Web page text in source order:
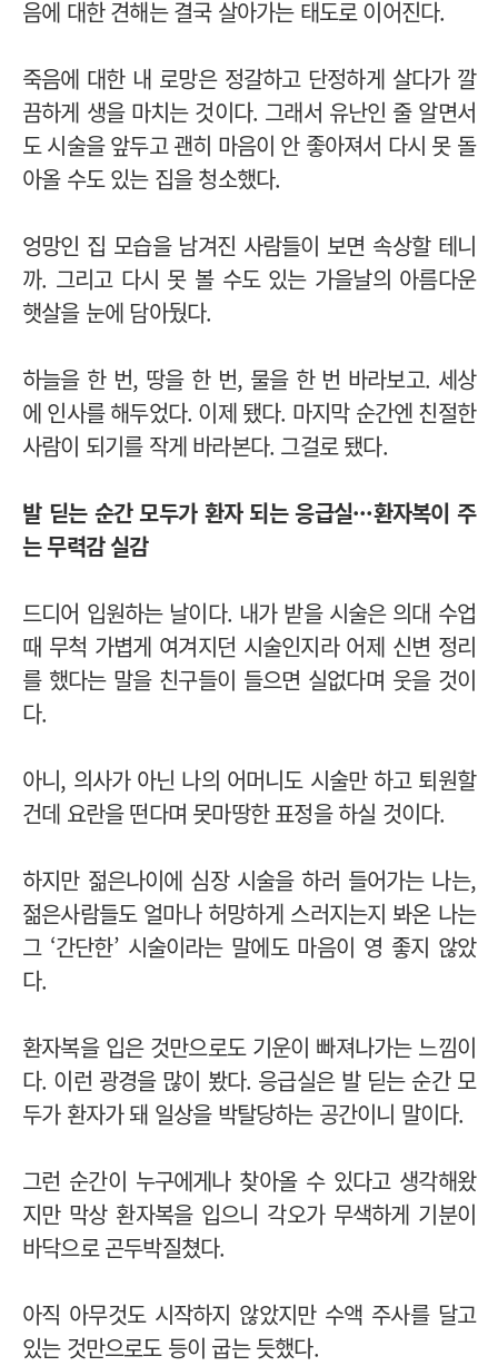
음에 대한 견해는 결국 살아가는 태도로 이어진다.
죽음에 대한 내 로망은 정갈하고 단정하게 살다가 깔
끔하게 생을 마치는 것이다. 그래서 유난인 줄 알면서
도 시술을 앞두고 괜히 마음이 안 좋아져서 다시 못 돌
아올 수도 있는 집을 청소했다.
엉망인 집 모습을 남겨진 사람들이 보면 속상할 테니
까. 그리고 다시 못 볼 수도 있는 가을날의 아름다운
햇살을 눈에 담아뒀다.
하늘을 한 번, 땅을 한 번, 물을 한 번 바라보고. 세상
에 인사를 해두었다. 이제 됐다. 마지막 순간엔 친절한
사람이 되기를 작게 바라본다. 그걸로 됐다.
발 딛는 순간 모두가 환자 되는 응급실···환자복이 주
는 무력감 실감
드디어 입원하는 날이다. 내가 받을 시술은 의대 수업
때 무척 가볍게 여겨지던 시술인지라 어제 신변 정리
를 했다는 말을 친구들이 들으면 실없다며 웃을 것이
다.
아니, 의사가 아닌 나의 어머니도 시술만 하고 퇴원할
건데 요란을 떤다며 못마땅한 표정을 하실 것이다.
하지만 젊은나이에 심장 시술을 하러 들어가는 나는,
젊은사람들도 얼마나 허망하게 스러지는지 봐온 나는
그 ‘간단한’ 시술이라는 말에도 마음이 영 좋지 않았
다.
환자복을 입은 것만으로도 기운이 빠져나가는 느낌이
다. 이런 광경을 많이 봤다. 응급실은 발 딛는 순간 모
두가 환자가 돼 일상을 박탈당하는 공간이니 말이다.
그런 순간이 누구에게나 찾아올 수 있다고 생각해왔
지만 막상 환자복을 입으니 각오가 무색하게 기분이
바닥으로 곤두박질쳤다.
아직 아무것도 시작하지 않았지만 수액 주사를 달고
있는 것만으로도 등이 굽는 듯했다.